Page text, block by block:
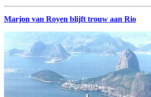
Marjon van Royen blijft trouw aan Rio